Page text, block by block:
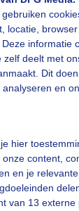
locatie, browser
informatie
deelt met
Dit
en
hier
content,
en je
van 13 externe